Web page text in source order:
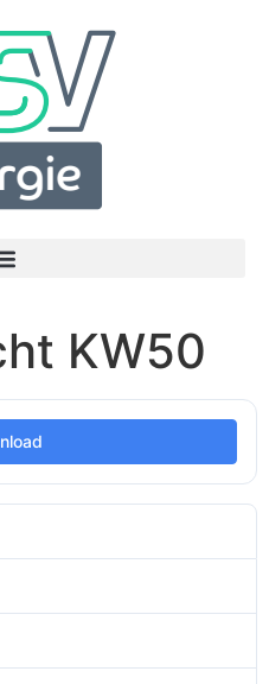
KW50